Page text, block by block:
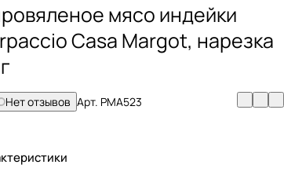
мясо индейки
Casa Margot, нарезка
Нет отзывов Арт. РМА523